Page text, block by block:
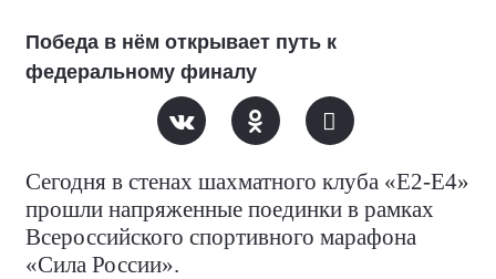
Победа в нём открывает путь к
федеральному финалу
Сегодня в стенах шахматного клуба «Е2-Е4»
прошли напряженные поединки в рамках
Всероссийского спортивного марафона
«Сила России».